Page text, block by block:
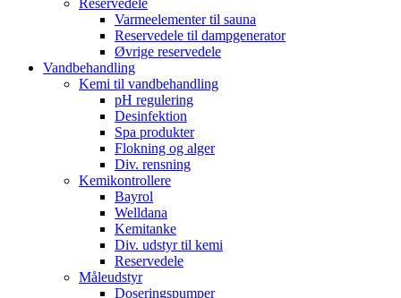
Reservedele
Varmeelementer til sauna
Reservedele til dampgenerator
Øvrige reservedele
Vandbehandling
Kemi til vandbehandling
pH regulering
Desinfektion
Spa produkter
Flokning og alger
Div. rensning
Kemikontrollere
Bayrol
Welldana
Kemitanke
Div. udstyr til kemi
Reservedele
Måleudstyr
Doseringspumper